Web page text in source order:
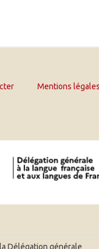
Mentions légales
Délégation générale